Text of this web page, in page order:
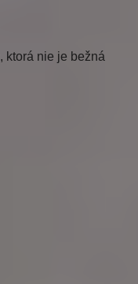
, ktorá nie je bežná